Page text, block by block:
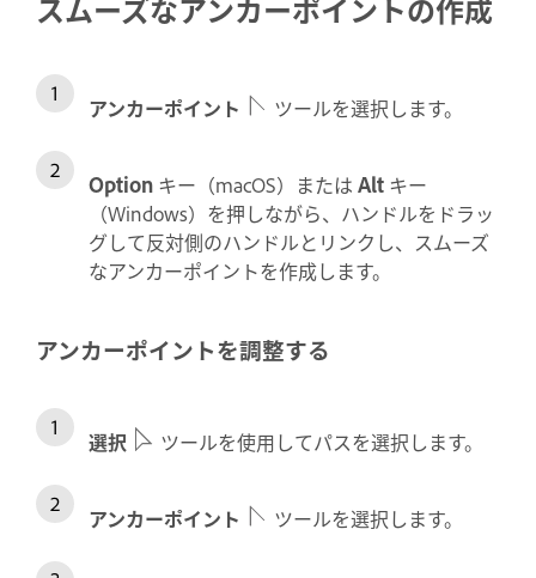
スムーズなアンカーポイントの作成
アンカーポイント ツールを選択します。
Option キー（macOS）または Alt キー
（Windows）を押しながら、ハンドルをドラッ
グして反対側のハンドルとリンクし、スムーズ
なアンカーポイントを作成します。
アンカーポイントを調整する
選択 ツールを使用してパスを選択します。
アンカーポイント ツールを選択します。